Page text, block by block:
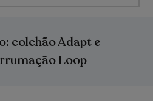
colchão Adapt e
Loop